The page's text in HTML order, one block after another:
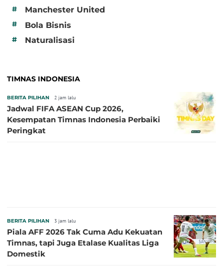
# Manchester United
# Bola Bisnis
# Naturalisasi
TIMNAS INDONESIA
BERITA PILIHAN 2 jam lalu
Jadwal FIFA ASEAN Cup 2026,
Kesempatan Timnas Indonesia Perbaiki
Peringkat
BERITA PILIHAN 3 jam lalu
Piala AFF 2026 Tak Cuma Adu Kekuatan
Timnas, tapi Juga Etalase Kualitas Liga
Domestik